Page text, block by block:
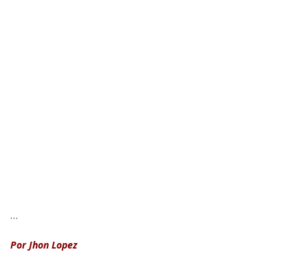
…
Por Jhon Lopez